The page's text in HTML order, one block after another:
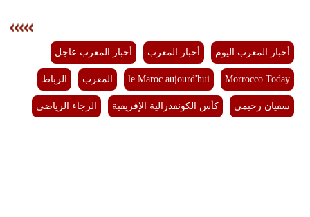
فيديو
أخبار المغرب اليوم أخبار المغرب أخبار المغرب عاجل
Morrocco Today
le Maroc aujourd'hui المغرب الرباط
سفيان رحيمي كأس الكونفدرالية الإفريقية الرجاء الرياضي